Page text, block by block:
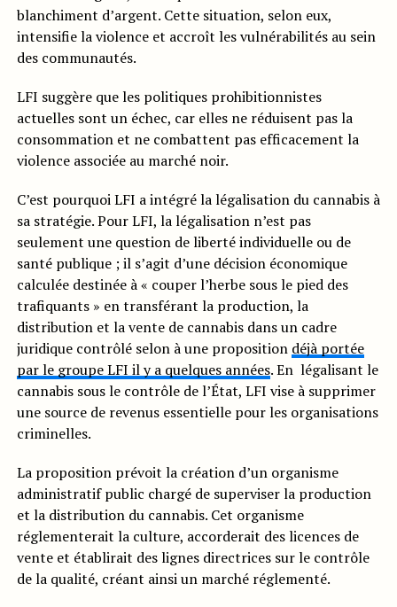
blanchiment d’argent. Cette situation, selon eux,
intensifie la violence et accroît les vulnérabilités au sein
des communautés.
LFI suggère que les politiques prohibitionnistes
actuelles sont un échec, car elles ne réduisent pas la
consommation et ne combattent pas efficacement la
violence associée au marché noir.
C’est pourquoi LFI a intégré la légalisation du cannabis à
sa stratégie. Pour LFI, la légalisation n’est pas
seulement une question de liberté individuelle ou de
santé publique ; il s’agit d’une décision économique
calculée destinée à « couper l’herbe sous le pied des
trafiquants » en transférant la production, la
distribution et la vente de cannabis dans un cadre
juridique contrôlé selon à une proposition déjà portée
par le groupe LFI il y a quelques années. En légalisant le
cannabis sous le contrôle de l’État, LFI vise à supprimer
une source de revenus essentielle pour les organisations
criminelles.
La proposition prévoit la création d’un organisme
administratif public chargé de superviser la production
et la distribution du cannabis. Cet organisme
réglementerait la culture, accorderait des licences de
vente et établirait des lignes directrices sur le contrôle
de la qualité, créant ainsi un marché réglementé.